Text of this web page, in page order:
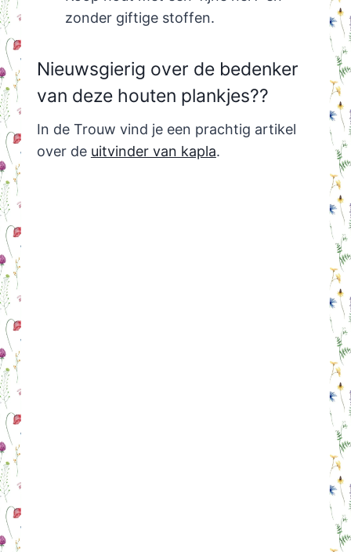
zonder giftige stoffen.
Nieuwsgierig over de bedenker
van deze houten plankjes??
In de Trouw vind je een prachtig artikel
over de uitvinder van kapla.